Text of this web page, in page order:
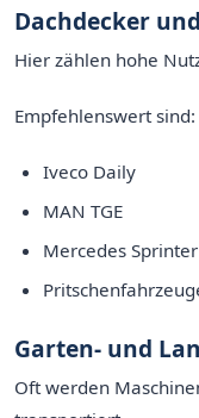
Dachdecker
Hier zählen hohe
Empfehlenswert sind:
Iveco Daily
MAN TGE
Mercedes Sprinter
Garten- und
Oft werden